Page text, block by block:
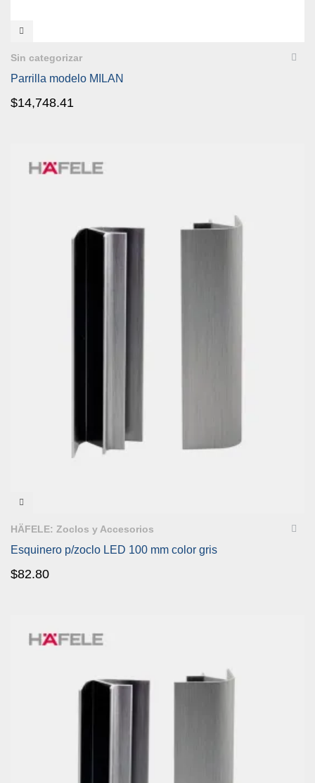
Sin categorizar
Parrilla modelo MILAN
$14,748.41
HÄFELE: Zoclos y Accesorios
Esquinero p/zoclo LED 100 mm color gris
$82.80